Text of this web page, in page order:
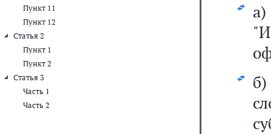
Пункт 11
Пункт 12
Статья 2
Пункт 1
Пункт 2
Статья 3
Часть 1
Часть 2